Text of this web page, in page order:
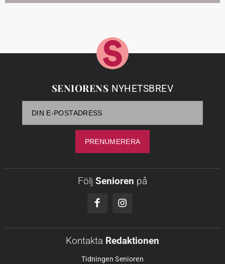
SENIORENS NYHETSBREV
Följ Senioren på
Kontakta Redaktionen
Tidningen Senioren